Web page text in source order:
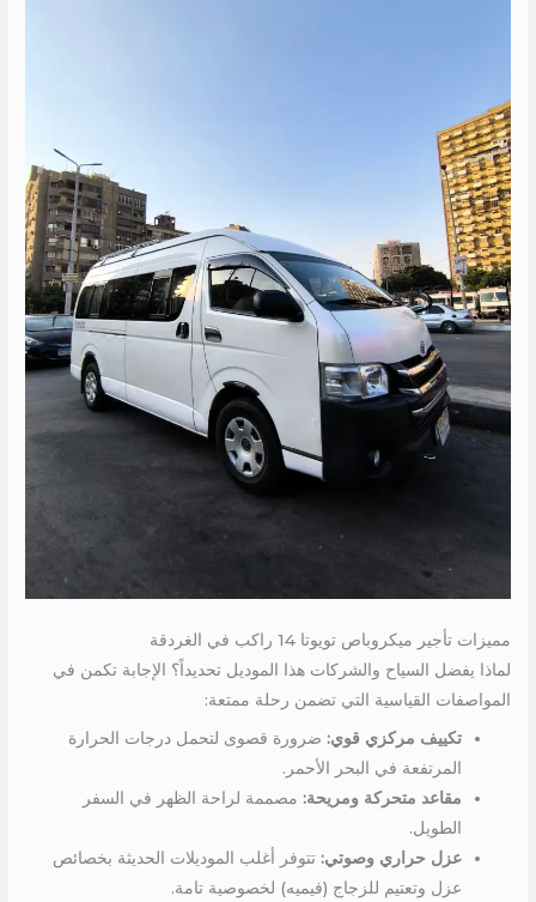
مميزات تأجير ميكروباص تويوتا 14 راكب في الغردقة
لماذا يفضل السياح والشركات هذا الموديل تحديداً؟ الإجابة تكمن في
المواصفات القياسية التي تضمن رحلة ممتعة:
تكييف مركزي قوي: ضرورة قصوى لتحمل درجات الحرارة
المرتفعة في البحر الأحمر.
مقاعد متحركة ومريحة: مصممة لراحة الظهر في السفر
الطويل.
عزل حراري وصوتي: تتوفر أغلب الموديلات الحديثة بخصائص
عزل وتعتيم للزجاج (فيميه) لخصوصية تامة.